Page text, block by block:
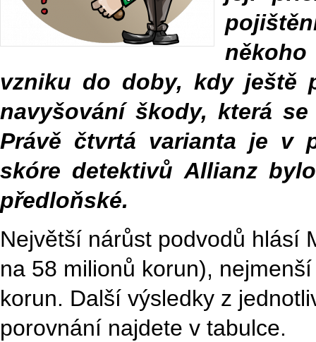
vzniku do doby, kdy ještě
navyšování škody, která
Právě čtvrtá varianta je v
skóre detektivů Allianz
předloňské.
Největší nárůst podvodů hlásí
na 58 milionů korun),
korun. Další výsledky z
porovnání najdete v tabulce.